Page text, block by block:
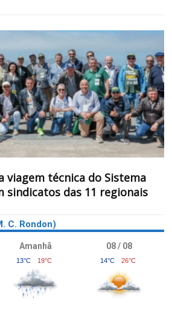
viagem técnica do Sistema
sindicatos das 11 regionais
C. Rondon)
Amanhã
13°C 19°C
08 / 08
14°C 26°C